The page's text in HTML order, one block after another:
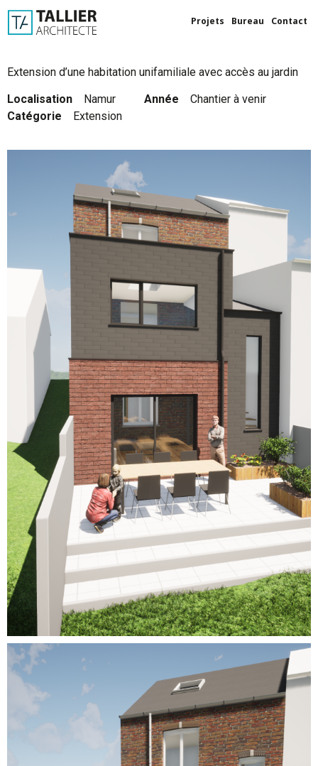
Projets Bureau Contact
Extension d’une habitation unifamiliale avec accès au jardin
Localisation ‎ ‎ ‎ Namur Année ‎ ‎ ‎ Chantier à venir
Catégorie ‎ ‎ ‎
Extension